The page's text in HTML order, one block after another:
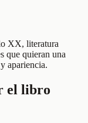
XX, literatura
que quieran una
apariencia.
el libro